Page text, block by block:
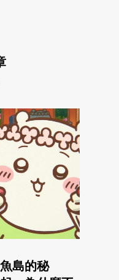
島的秘